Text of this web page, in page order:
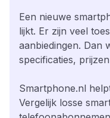
Een nieuwe
lijkt. Er zijn veel
aanbiedingen. Dan
specificaties,
Smartphone.nl
Vergelijk losse